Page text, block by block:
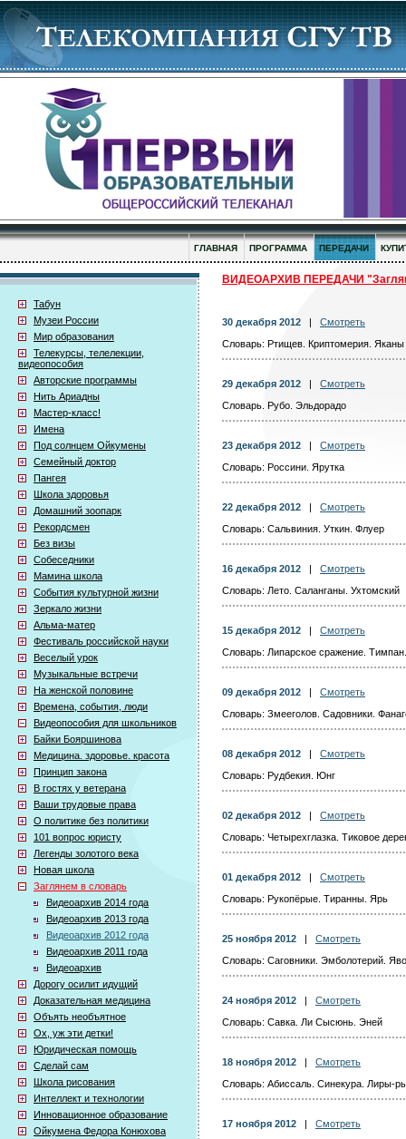
ГЛАВНАЯ ПРОГРАММА ПЕРЕДАЧИ
Табун
Музеи России
Мир образования
Телекурсы, телелекции,
видеопособия
Авторские программы
Нить Ариадны
Мастер-класс!
Имена
Под солнцем Ойкумены
Семейный доктор
Пангея
Школа здоровья
Домашний зоопарк
Рекордсмен
Без визы
Собеседники
Мамина школа
События культурной жизни
Зеркало жизни
Альма-матер
Фестиваль российской науки
Веселый урок
Музыкальные встречи
На женской половине
Времена, события, люди
Видеопособия для школьников
Байки Бояршинова
Медицина. здоровье. красота
Принцип закона
В гостях у ветерана
Ваши трудовые права
О политике без политики
101 вопрос юристу
Легенды золотого века
Новая школа
Заглянем в словарь
Видеоархив 2014 года
Видеоархив 2013 года
Видеоархив 2012 года
Видеоархив 2011 года
Видеоархив
Дорогу осилит идущий
Доказательная медицина
Объять необъятное
Ох, уж эти детки!
Юридическая помощь
Сделай сам
Школа рисования
Интеллект и технологии
Инновационное образование
Ойкумена Федора Конюхова
ВИДЕОАРХИВ ПЕРЕДАЧИ
30 декабря 2012
Смотреть
Словарь: Ртищев. Криптомерия. Яканы
29 декабря 2012
Смотреть
Словарь. Рубо. Эльдорадо
23 декабря 2012
Смотреть
Словарь: Россини. Ярутка
22 декабря 2012
Смотреть
Словарь: Сальвиния. Уткин. Флуер
16 декабря 2012
Смотреть
Словарь: Лето. Саланганы. Ухтомский
15 декабря 2012
Смотреть
Словарь: Липарское сражение.
09 декабря 2012
Смотреть
Словарь: Змееголов. Садовники.
08 декабря 2012
Смотреть
Словарь: Рудбекия. Юнг
02 декабря 2012
Смотреть
Словарь: Четырехглазка. Тиковое
01 декабря 2012
Смотреть
Словарь: Рукопёрые. Тиранны. Ярь
25 ноября 2012
Смотреть
Словарь: Саговники. Эмболотерий.
24 ноября 2012
Смотреть
Словарь: Савка. Ли Сысюнь. Эней
18 ноября 2012
Смотреть
Словарь: Абиссаль. Синекура. Лиры-
17 ноября 2012
Смотреть